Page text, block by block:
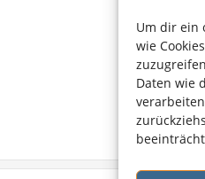
Um dir ein
wie
Daten wie